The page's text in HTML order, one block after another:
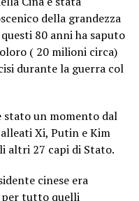
della grandezza
80 anni ha saputo
( 20 milioni circa)
durante la guerra col
stato un momento dal
Xi, Putin e Kim
altri 27 capi di Stato.
cinese era
per tutto quelli